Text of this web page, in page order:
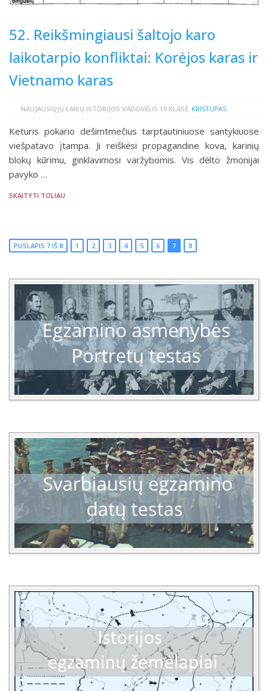
52. Reikšmingiausi šaltojo karo
laikotarpio konfliktai: Korėjos karas ir
Vietnamo karas
NAUJAUSIŲJŲ LAIKŲ ISTORIJOS VADOVĖLIS 10 KLASĖ KRISTUPAS
Keturis pokario dešimtmečius tarptautiniuose santykiuose
viešpatavo įtampa. Ji reiškėsi propagandine kova, karinių
blokų kūrimu, ginklavimosi varžybomis. Vis dėlto žmonijai
pavyko …
SKAITYTI TOLIAU
PUSLAPIS 7 IŠ 8 1 2 3 4 5 6 7 8